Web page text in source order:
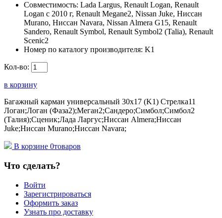
Совместимость: Lada Largus, Renault Logan, Renault
Logan c 2010 г, Renault Megane2, Nissan Juke, Ниссан
Murano, Ниссан Navara, Nissan Almera G15, Renault
Sandero, Renault Symbol, Renault Symbol2 (Talia), Renault
Scenic2
Номер по каталогу производителя: K1
Кол-во:
в корзину
Багажный карман универсальный 30х17 (K1) Стрелка11
Логан;Логан (Фаза2);Меган2;Сандеро;Симбол;Симбол2
(Талия);Сценик;Лада Ларгус;Ниссан Almera;Ниссан
Juke;Ниссан Murano;Ниссан Navara;
В корзине 0товаров
Что сделать?
Войти
Зарегистрироваться
Оформить заказ
Узнать про доставку